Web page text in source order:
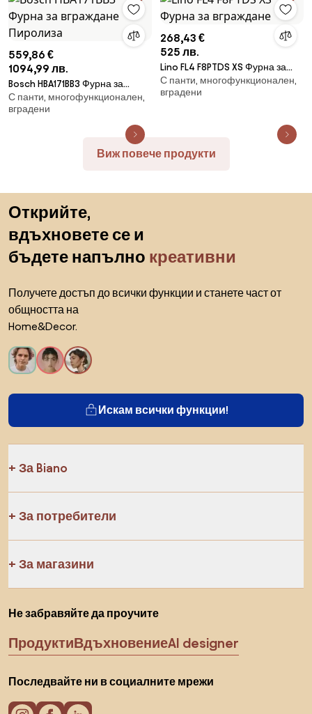
559,86 €
1094,99 лв.
Bosch HBA171BB3 Фурна за
вграждане Пиролиза
С панти, многофункционален,
вградени
268,43 €
525 лв.
Lino FL4 F8PTDS XS Фурна за
вграждане
С панти, многофункционален,
вградени
Виж повече продукти
Открийте,
вдъхновете се и
бъдете напълно креативни
Получете достъп до всички функции и станете част от
общността на
Home&Decor.
Искам всички функции!
За Biano
За потребители
За магазини
Не забравяйте да проучите
ПродуктиВдъхновениеAI designer
Последвайте ни в социалните мрежи